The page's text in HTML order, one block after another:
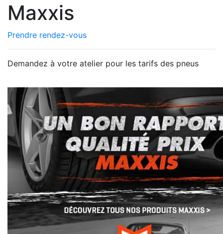
Maxxis
Prendre rendez-vous
Demandez à votre atelier pour les tarifs des pneus